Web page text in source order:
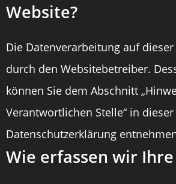
Website?
Die Datenverarbeitung auf
durch den Websitebetreiber.
können Sie dem Abschnitt
Verantwortlichen Stelle“ in dieser
Datenschutzerklärung
Wie erfassen wir